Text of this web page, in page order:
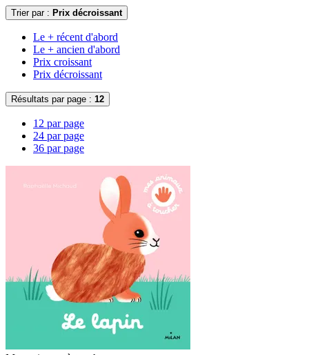
Trier par : Prix décroissant
Le + récent d'abord
Le + ancien d'abord
Prix croissant
Prix décroissant
Résultats par page : 12
12 par page
24 par page
36 par page